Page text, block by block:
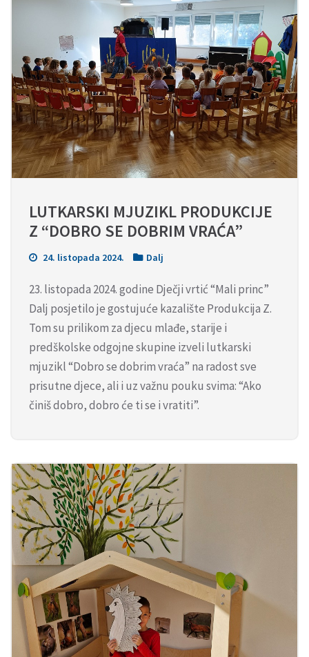
LUTKARSKI MJUZIKL PRODUKCIJE
Z “DOBRO SE DOBRIM VRAĆA”
24. listopada 2024. Dalj
23. listopada 2024. godine Dječji vrtić “Mali princ”
Dalj posjetilo je gostujuće kazalište Produkcija Z.
Tom su prilikom za djecu mlađe, starije i
predškolske odgojne skupine izveli lutkarski
mjuzikl “Dobro se dobrim vraća” na radost sve
prisutne djece, ali i uz važnu pouku svima: “Ako
činiš dobro, dobro će ti se i vratiti”.